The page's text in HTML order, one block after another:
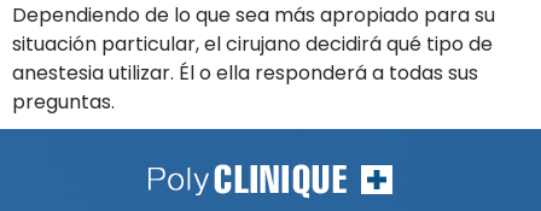
Dependiendo de lo que sea más apropiado para su
situación particular, el cirujano decidirá qué tipo de
anestesia utilizar. Él o ella responderá a todas sus
preguntas.